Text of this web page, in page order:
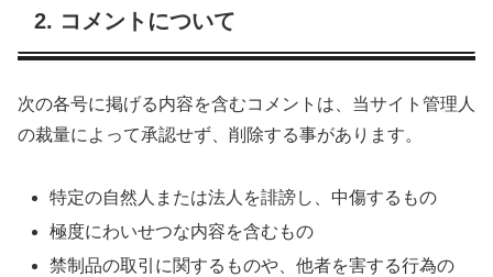
2. コメントについて
次の各号に掲げる内容を含むコメントは、当サイト管理人
の裁量によって承認せず、削除する事があります。
特定の自然人または法人を誹謗し、中傷するもの
極度にわいせつな内容を含むもの
禁制品の取引に関するものや、他者を害する行為の